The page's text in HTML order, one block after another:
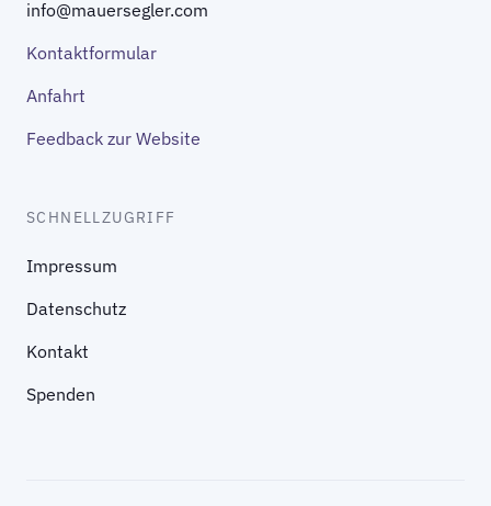
info@mauersegler.com
Kontaktformular
Anfahrt
Feedback zur Website
SCHNELLZUGRIFF
Impressum
Datenschutz
Kontakt
Spenden